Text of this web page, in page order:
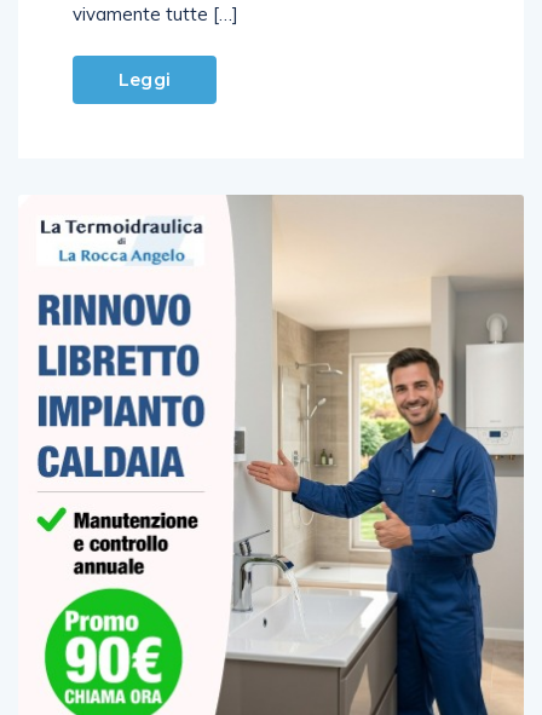
vivamente tutte […]
Leggi